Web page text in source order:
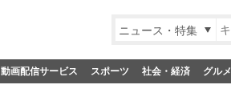
ニュース・特集
動画配信サービス スポーツ 社会・経済 グルメ